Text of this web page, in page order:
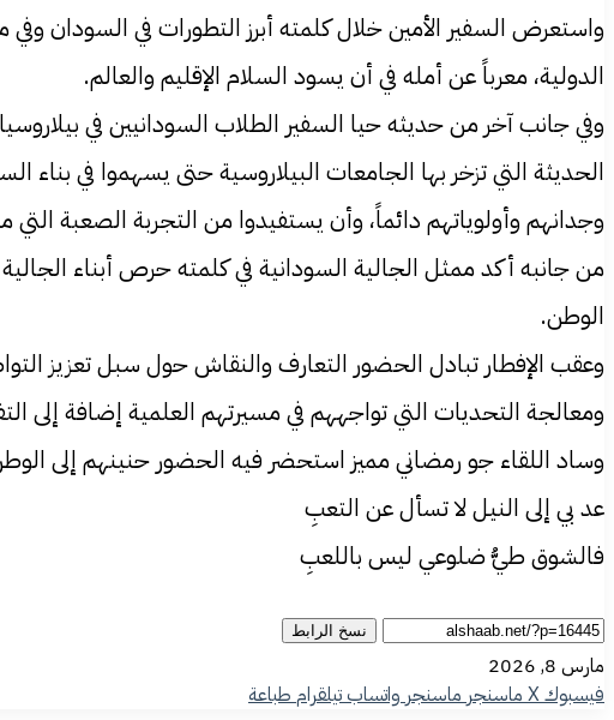
واستعرض السفير الأمين خلال كلمته أبرز التطورات في السودان
الدولية، معرباً عن أمله في أن يسود السلام الإقليم والعالم.
وفي جانب آخر من حديثه حيا السفير الطلاب السودانيين في
الحديثة التي تزخر بها الجامعات البيلاروسية حتى يسهموا في
وجدانهم وأولوياتهم دائماً، وأن يستفيدوا من التجربة الصعبة
من جانبه أكد ممثل الجالية السودانية في كلمته حرص أبناء
الوطن.
وعقب الإفطار تبادل الحضور التعارف والنقاش حول سبل تعزيز
ومعالجة التحديات التي تواجههم في مسيرتهم العلمية إضافة إلى
وساد اللقاء جو رمضاني مميز استحضر فيه الحضور حنينهم إلى
عد بي إلى النيل لا تسأل عن التعبِ
فالشوق طيُّ ضلوعي ليس باللعبِ
نسخ الرابط
مارس 8, 2026
فيسبوك‫Xماسنجر ماسنجر واتسابتيلقرامطباعة